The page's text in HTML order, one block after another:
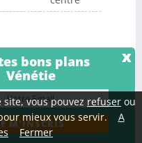
bons plans
Vénétie
x
110m du
centre
110m du
centre
vous pouvez refuser ou
mieux vous servir.
A
Fermer